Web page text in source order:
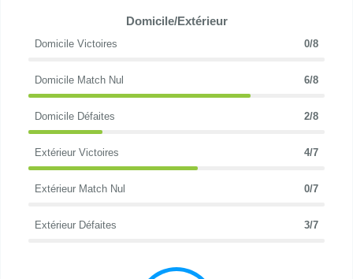
Domicile/Extérieur
Domicile Victoires 0/8
Domicile Match Nul 6/8
Domicile Défaites 2/8
Extérieur Victoires 4/7
Extérieur Match Nul 0/7
Extérieur Défaites 3/7